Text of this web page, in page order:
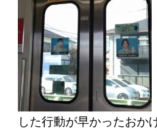
した行動が早かったおか